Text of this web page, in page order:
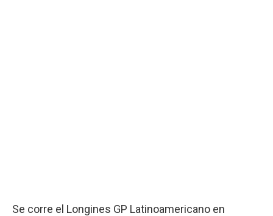
Se corre el Longines GP Latinoamericano en